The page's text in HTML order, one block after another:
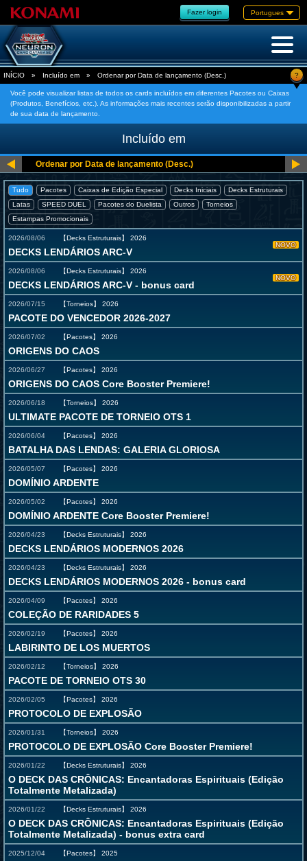
Fazer login Portugues
INÍCIO » Incluído em » Ordenar por Data de lançamento (Desc.) ?
Você pode visualizar listas de todos os cards incluídos em diferentes Pacotes ou Caixas
(Produtos, Benefícios, etc.). As informações mais recentes serão disponibilizadas a partir
de sua data de lançamento.
Incluído em
Tudo Pacotes Caixas de Edição Especial Decks Iniciais
Decks Estruturais
Latas
SPEED DUEL Pacotes do Duelista Outros
Torneios
Estampas Promocionais
2026/08/06 【Decks Estruturais】 2026
DECKS LENDÁRIOS ARC-V
NOVO
2026/08/06 【Decks Estruturais】 2026
DECKS LENDÁRIOS ARC-V - bonus card
NOVO
2026/07/15 【Torneios】 2026
PACOTE DO VENCEDOR 2026-2027
2026/07/02 【Pacotes】 2026
ORIGENS DO CAOS
2026/06/27 【Pacotes】 2026
ORIGENS DO CAOS Core Booster Premiere!
2026/06/18 【Torneios】 2026
ULTIMATE PACOTE DE TORNEIO OTS 1
2026/06/04 【Pacotes】 2026
BATALHA DAS LENDAS: GALERIA GLORIOSA
2026/05/07 【Pacotes】 2026
DOMÍNIO ARDENTE
2026/05/02 【Pacotes】 2026
DOMÍNIO ARDENTE Core Booster Premiere!
2026/04/23 【Decks Estruturais】 2026
DECKS LENDÁRIOS MODERNOS 2026
2026/04/23 【Decks Estruturais】 2026
DECKS LENDÁRIOS MODERNOS 2026 - bonus card
2026/04/09 【Pacotes】 2026
COLEÇÃO DE RARIDADES 5
2026/02/19 【Pacotes】 2026
LABIRINTO DE LOS MUERTOS
2026/02/12 【Torneios】 2026
PACOTE DE TORNEIO OTS 30
2026/02/05 【Pacotes】 2026
PROTOCOLO DE EXPLOSÃO
2026/01/31 【Torneios】 2026
PROTOCOLO DE EXPLOSÃO Core Booster Premiere!
2026/01/22 【Decks Estruturais】 2026
O DECK DAS CRÔNICAS: Encantadoras Espirituais (Edição
Totalmente Metalizada)
2026/01/22 【Decks Estruturais】 2026
O DECK DAS CRÔNICAS: Encantadoras Espirituais (Edição
Totalmente Metalizada) - bonus extra card
2025/12/04 【Pacotes】 2025